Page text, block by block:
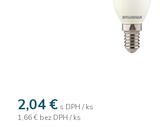
2,04 € s DPH / ks
1,66 € bez DPH / ks